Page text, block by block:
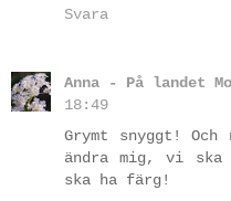
Svara
Anna - På landet
18:49
Grymt snyggt!
ändra mig, vi
ska ha färg!